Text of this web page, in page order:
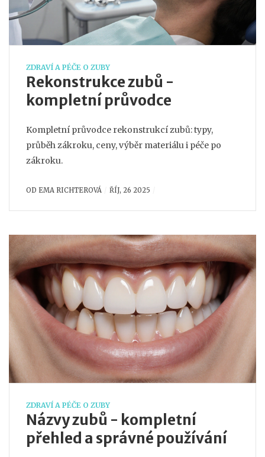
ZDRAVÍ A PÉČE O ZUBY
Rekonstrukce zubů -
kompletní průvodce
Kompletní průvodce rekonstrukcí zubů: typy,
průběh zákroku, ceny, výběr materiálu i péče po
zákroku.
OD EMA RICHTEROVÁ ŘÍJ, 26 2025
ZDRAVÍ A PÉČE O ZUBY
Názvy zubů - kompletní
přehled a správné používání